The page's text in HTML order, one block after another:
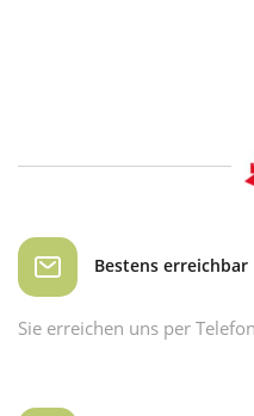
Bestens erreichbar
Sie erreichen uns per